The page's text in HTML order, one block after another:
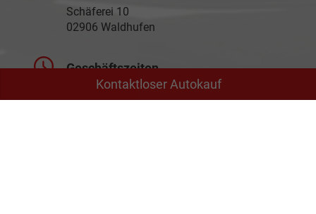
Kontaktloser Autokauf
Schäferei 10
02906 Waldhufen
Geschäftszeiten